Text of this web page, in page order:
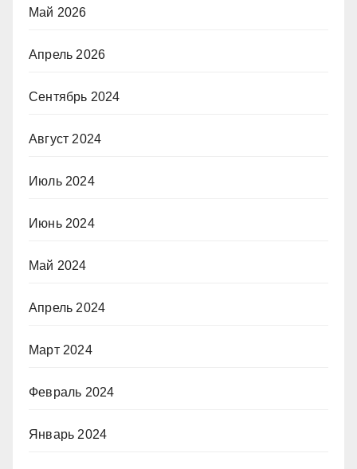
Май 2026
Апрель 2026
Сентябрь 2024
Август 2024
Июль 2024
Июнь 2024
Май 2024
Апрель 2024
Март 2024
Февраль 2024
Январь 2024